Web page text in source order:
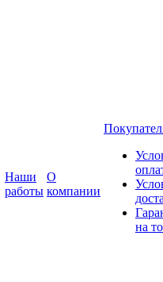
Наши
работы
О
компании
на